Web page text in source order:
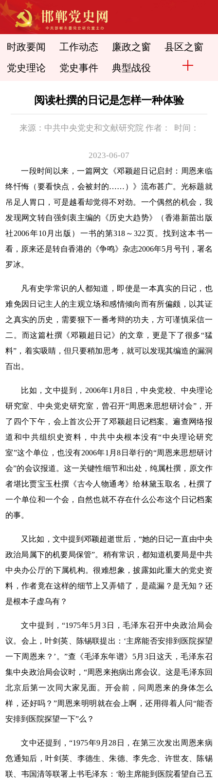
时政要闻 工作动态 廉政之窗 县区之窗
党史理论 党史事件 典型战役
阅读杜撰的日记是怎样一种体验
来源：中共中央党史和文献研究院 作者： 时间：
2023-06-07
一段时间以来，一篇网文《邓颖超日记启封：周恩来临
终忏悔（要看快点，会被封的……）》流布甚广。光标题就
吊足人胃口，可是越看却觉得不对劲。一个偶然的机会，我
发现网文转自强剑衷主编的《历史大趋势》（香港新苗出版
社2006年10月出版）一书的第318～322页。找到这本书一
看，原来还是转自香港的《争鸣》杂志2006年5月号刊，署名
罗冰。
凡有史学常识的人都知道，即使是一本真实的日记，也
难免因日记主人的主观立场和感情倾向而有所偏颇，以其证
之真实的历史，需要狠下一番考辩的功夫，方可谨慎采信一
二。而这篇杜撰《邓颖超日记》的文章，更是下了很多“猛
料”，着实吸睛，但只要稍加思考，就可以发现其编造的漏洞
百出。
比如，文中提到，2006年1月8日，中央党校、中央理论
研究室、中央党史研究室，曾召开“周恩来思想研讨会”，开
了四个下午，会上首次公开了邓颖超日记档案。遍查网络报
道和中共组织史资料，中共中央根本没有“中央理论研究
室”这个单位，也没有2006年1月8日举行的“周恩来思想研讨
会”的会议报道。这一关键性细节和出处，纯属杜撰，原文作
者堪比贾宝玉杜撰《古今人物通考》给林黛玉取名，杜撰了
一个单位和一个会，自然也就不存在什么公布这个日记档案
的事。
又比如，文中提到邓颖超逝世后，“她的日记一直由中央
政治局属下的机要局保管”。稍有常识，都知道机要局是中共
中央办公厅的下属机构。很难想象，披露如此重大的党史资
料，作者竟在这样的细节上又弄错了，是疏漏？是无知？还
是根本子虚乌有？
文中提到，“1975年5月3日，毛泽东召开中央政治局会
议。会上，叶剑英、陈锡联提出：‘主席能否安排到医院探望
一下周恩来？’。”查《毛泽东年谱》5月3日这天，毛泽东召
集中央政治局会议时，“周恩来抱病出席会议。这是毛泽东回
北京后第一次同大家见面。开会前，问周恩来的身体怎么
样，还好吗？”周恩来明明就在会上啊，还用得着人问“能否
安排到医院探望一下”么？
文中还提到，“1975年9月28日，在第三次发出周恩来病
危通知后，叶剑英、李德生、朱德、李先念、许世友、陈锡
联、韦国清等联署上书毛泽东：‘盼主席能到医院看望自己五